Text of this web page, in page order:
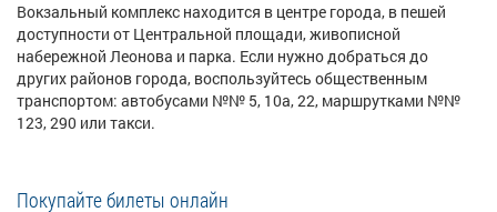
Вокзальный комплекс находится в центре города, в пешей
доступности от Центральной площади, живописной
набережной Леонова и парка. Если нужно добраться до
других районов города, воспользуйтесь общественным
транспортом: автобусами №№ 5, 10а, 22, маршрутками №№
123, 290 или такси.
Покупайте билеты онлайн